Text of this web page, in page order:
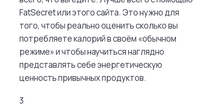
FatSecret или этого сайта. Это нужно для
того, чтобы реально оценить сколько вы
потребляете калорий в своём «обычном
режиме» и чтобы научиться наглядно
представлять себе энергетическую
ценность привычных продуктов.
3